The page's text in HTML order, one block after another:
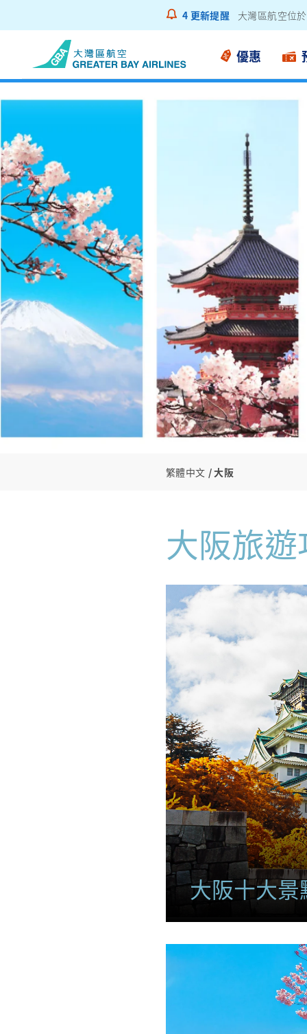
4 更新提醒 乘客通告 - 鋰
優惠
繁體中文 大阪
大阪旅
大阪十大景